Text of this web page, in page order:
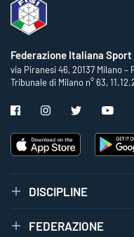
Federazione Italiana
via Piranesi 46, 20137 Milano –
Tribunale di Milano n° 63,
DISCIPLINE
FEDERAZIONE